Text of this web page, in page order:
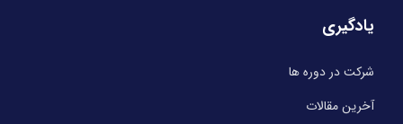
یادگیری
شرکت در دوره ها
آخرین مقالات